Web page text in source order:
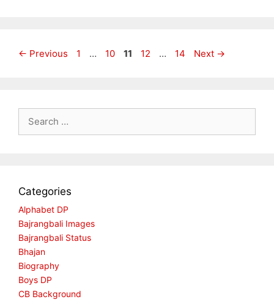
← Previous Page
1 … Page
10 Page
11 Page
12 … Page
14 Next →
for:
Categories
Alphabet DP
Bajrangbali Images
Bajrangbali Status
Bhajan
Biography
Boys DP
CB Background